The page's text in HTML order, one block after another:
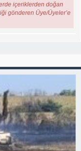
içeriklerden doğan
gönderen Üye/Üyeler’e